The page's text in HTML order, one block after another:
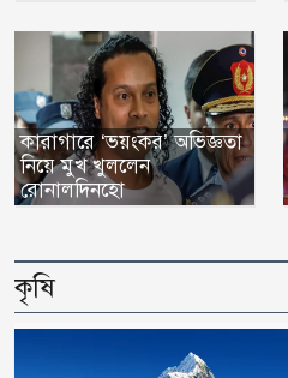
কারাগারে ‘ভয়ংকর’ অভিজ্ঞতা
নিয়ে মুখ খুললেন
রোনালদিনহো
কৃষি